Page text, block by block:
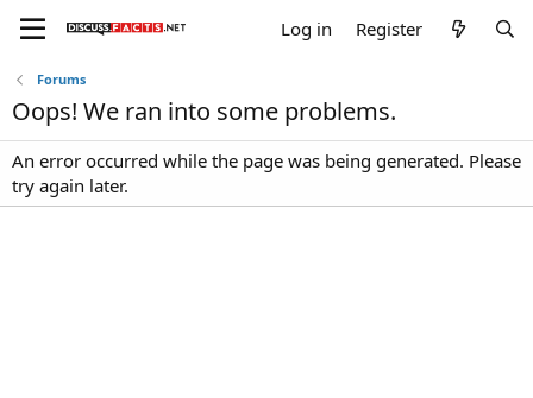
Log in Register
Forums
Oops! We ran into some problems.
An error occurred while the page was being generated. Please
try again later.